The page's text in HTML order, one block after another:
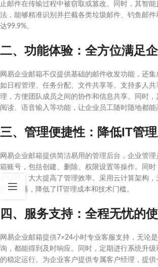
止邮件在传输过程中被窃取或篡改。同时，其智
法，能够精准识别并拦截各类垃圾邮件、钓鱼邮
达99.9%。
二、功能体验：全方位满足
网易企业邮箱不仅提供基础的邮件收发功能，还集
如日程管理、任务分配、文件共享等。支持多人
理，方便团队成员之间的协作和信息共享。同时，
阅读、语音输入等功能，让企业员工随时随地都能
三、管理便捷性：降低IT管
网易企业邮箱提供简洁易用的管理后台，企业管
箱账号，包括创建、删除、权限设置等操作。同时
户信息，大大提高了管理效率。采用云计算架构
护服务器，降低了IT管理成本和技术门槛。
四、服务支持：全程无忧的
网易企业邮箱提供7×24小时专业客服支持，无论
询，都能得到及时响应。同时，定期进行系统升
的稳定运行。为企业客户提供专属客户经理，提供